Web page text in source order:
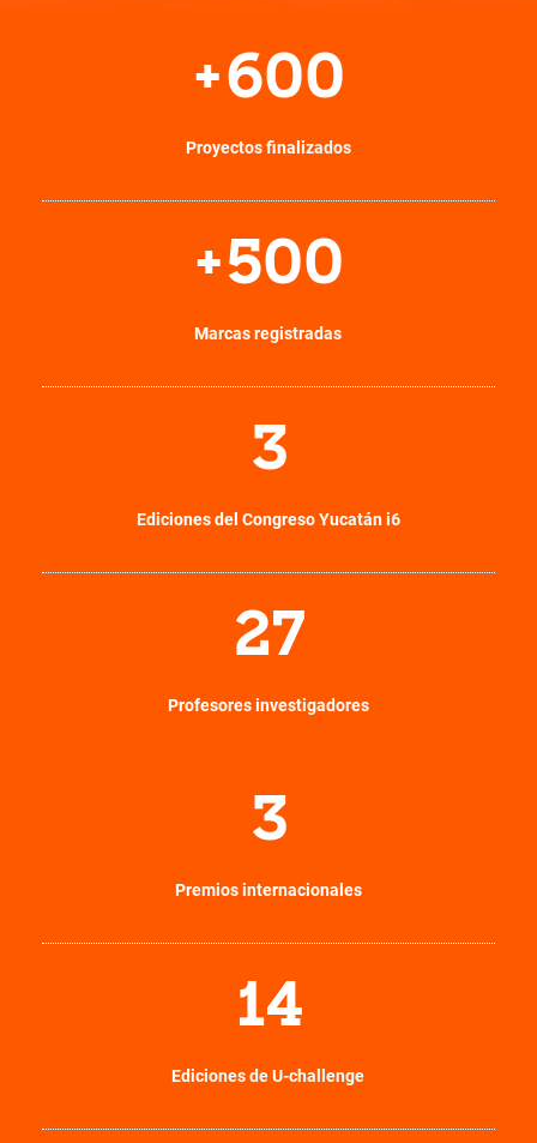
+600
Proyectos finalizados
+500
Marcas registradas
3
Ediciones del Congreso Yucatán i6
27
Profesores investigadores
3
Premios internacionales
14
Ediciones de U-challenge